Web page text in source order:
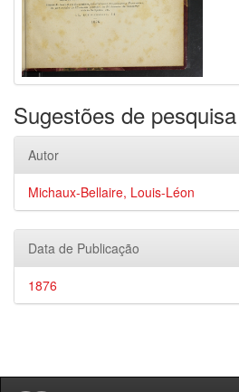
Sugestões de pesquisa
Autor
Michaux-Bellaire, Louis-Léon
Data de Publicação
1876